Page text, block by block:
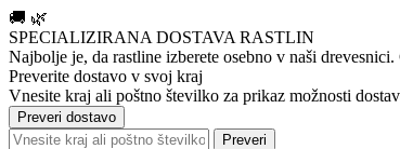
🚚 🌿
SPECIALIZIRANA DOSTAVA RASTLIN
Najbolje je, da rastline izberete osebno v naši drevesnici.
Preverite dostavo v svoj kraj
Vnesite kraj ali poštno številko za prikaz možnosti
Preveri dostavo
Preveri